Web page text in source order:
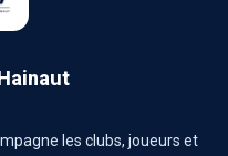
les clubs, joueurs et